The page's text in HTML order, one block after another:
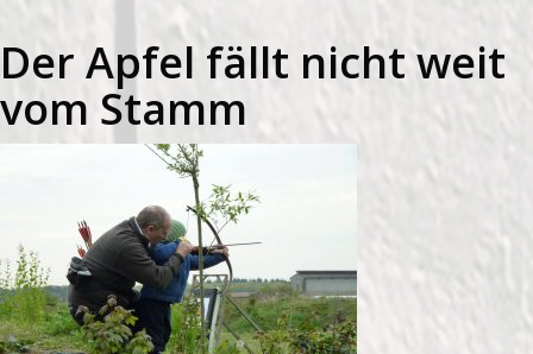
Der Apfel fällt nicht weit
vom Stamm